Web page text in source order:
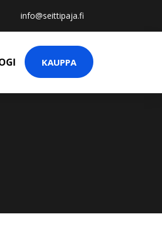
info@seittipaja.fi
KAUPPA